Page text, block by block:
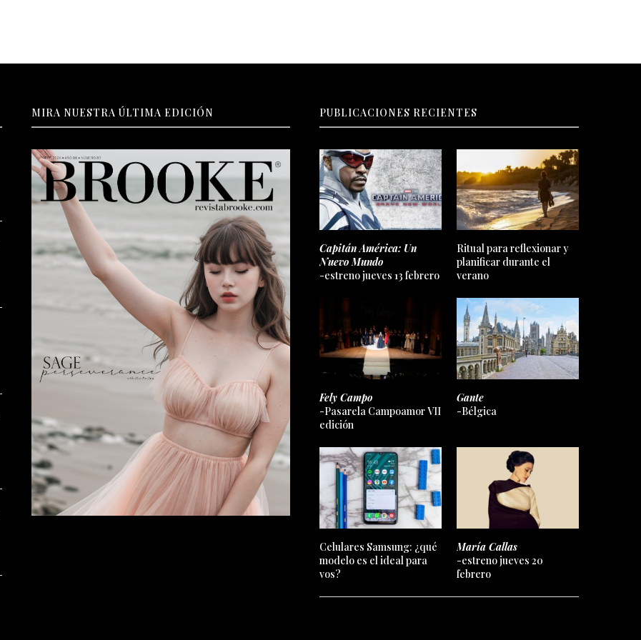
MIRA NUESTRA ÚLTIMA EDICIÓN PUBLICACIONES RECIENTES
Capitán América: Un
Nuevo Mundo
-estreno jueves 13 febrero
Ritual para reflexionar y
planificar durante el
verano
Fely Campo
-Pasarela Campoamor VII
edición
Gante
-Bélgica
Celulares Samsung: ¿qué
modelo es el ideal para
vos?
María Callas
-estreno jueves 20
febrero